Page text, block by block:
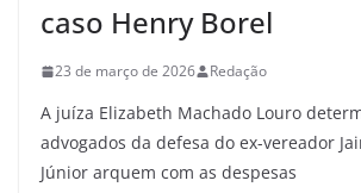
caso Henry Borel
23 de março de 2026 Redação
A juíza Elizabeth Machado Louro
advogados da defesa do ex-vereador
Júnior arquem com as despesas